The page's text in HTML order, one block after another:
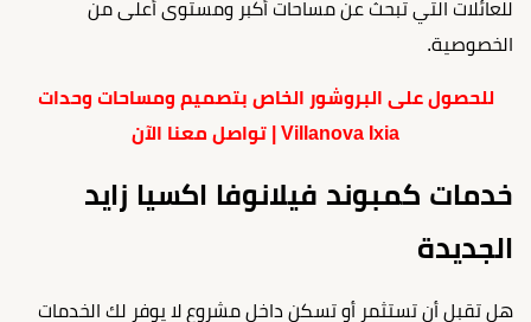
للعائلات التي تبحث عن مساحات أكبر ومستوى أعلى من
الخصوصية.
للحصول على البروشور الخاص بتصميم ومساحات وحدات
Villanova Ixia | تواصل معنا الآن
خدمات كمبوند فيلانوفا اكسيا زايد
الجديدة
هل تقبل أن تستثمر أو تسكن داخل مشروع لا يوفر لك الخدمات